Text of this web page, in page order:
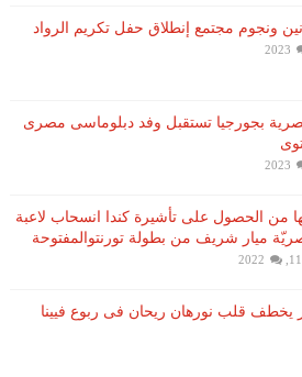
ونجوم مجتمع إنطلاق حفل تكريم الرواد
بجورجيا تستقبل وفد دبلوماسى مصرى
من الحصول على تأشيرة كندا انسحاب لاعبة
​ميار شريف​ من بطولة ​تورنتو​المفتوحة
يخطف قلب نورهان ريحان فى ربوع فيينا